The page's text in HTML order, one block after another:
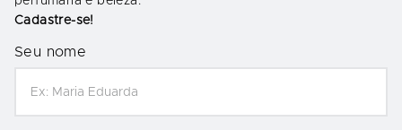
Cadastre-se!
Seu nome